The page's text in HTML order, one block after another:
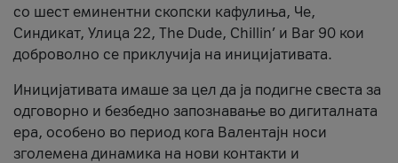
со шест еминентни скопски кафулиња, Че,
Синдикат, Улица 22, The Dude, Chillin’ и Bar 90 кои
доброволно се приклучија на иницијативата.
Иницијативата имаше за цел да ја подигне свеста за
одговорно и безбедно запознавање во дигиталната
ера, особено во период кога Валентајн носи
зголемена динамика на нови контакти и